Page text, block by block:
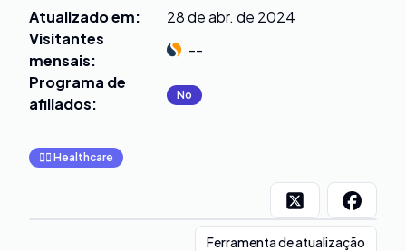
Atualizado em:
28 de abr. de 2024
Visitantes
mensais:
--
Programa de
afiliados: No
👩‍⚕️ Healthcare
Ferramenta de atualização